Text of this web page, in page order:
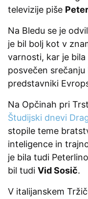
televizije piše
Na Bledu se je odvil
je bil bolj kot v
varnosti, kar je
posvečen
predstavniki
Na Opčinah pri
Študijski dnevi
stopile teme
inteligence in
je bila tudi
bil tudi Vid Sosič.
V italijanskem